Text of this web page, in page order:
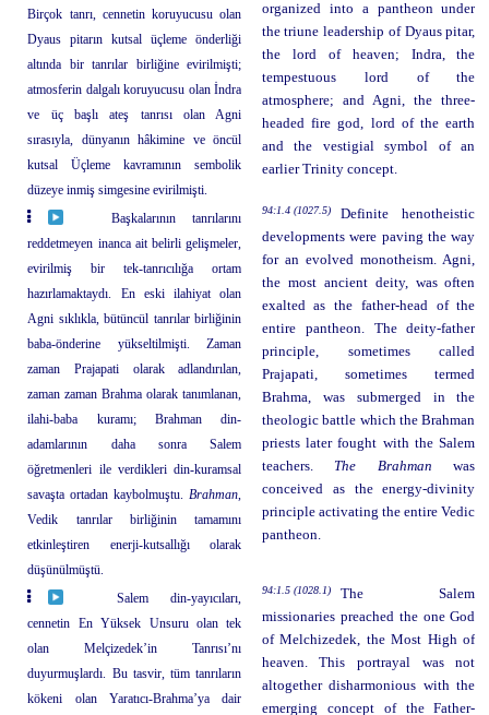
Birçok tanrı, cennetin koruyucusu olan
Dyaus pitarın kutsal üçleme önderliği
altında bir tanrılar birliğine evirilmişti;
atmosferin dalgalı koruyucusu olan İndra
ve üç başlı ateş tanrısı olan Agni
sırasıyla, dünyanın hâkimine ve öncül
kutsal Üçleme kavramının sembolik
düzeye inmiş simgesine evirilmişti.
organized into a pantheon under
the triune leadership of Dyaus pitar,
the lord of heaven; Indra, the
tempestuous lord of the
atmosphere; and Agni, the three-
headed fire god, lord of the earth
and the vestigial symbol of an
earlier Trinity concept.
Başkalarının tanrılarını
reddetmeyen inanca ait belirli gelişmeler,
evirilmiş bir tek-tanrıcılığa ortam
hazırlamaktaydı. En eski ilahiyat olan
Agni sıklıkla, bütüncül tanrılar birliğinin
baba-önderine yükseltilmişti. Zaman
zaman Prajapati olarak adlandırılan,
zaman zaman Brahma olarak tanımlanan,
ilahi-baba kuramı; Brahman din-
adamlarının daha sonra Salem
öğretmenleri ile verdikleri din-kuramsal
savaşta ortadan kaybolmuştu.Brahman,
Vedik tanrılar birliğinin tamamını
etkinleştiren enerji-kutsallığı olarak
düşünülmüştü.
94:1.4 (1027.5)
Definite henotheistic
developments were paving the way
for an evolved monotheism. Agni,
the most ancient deity, was often
exalted as the father-head of the
entire pantheon. The deity-father
principle, sometimes called
Prajapati, sometimes termed
Brahma, was submerged in the
theologic battle which the Brahman
priests later fought with the Salem
teachers. The Brahman was
conceived as the energy-divinity
principle activating the entire Vedic
pantheon.
Salem din-yayıcıları,
cennetin En Yüksek Unsuru olan tek
olan Melçizedek’in Tanrısı’nı
duyurmuşlardı. Bu tasvir, tüm tanrıların
kökeni olan Yaratıcı-Brahma’ya dair
94:1.5 (1028.1)
The Salem
missionaries preached the one God
of Melchizedek, the Most High of
heaven. This portrayal was not
altogether disharmonious with the
emerging concept of the Father-